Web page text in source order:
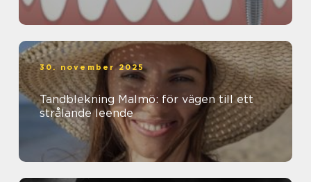
30. november 2025
Tandblekning Malmö: för vägen till ett
strålande leende